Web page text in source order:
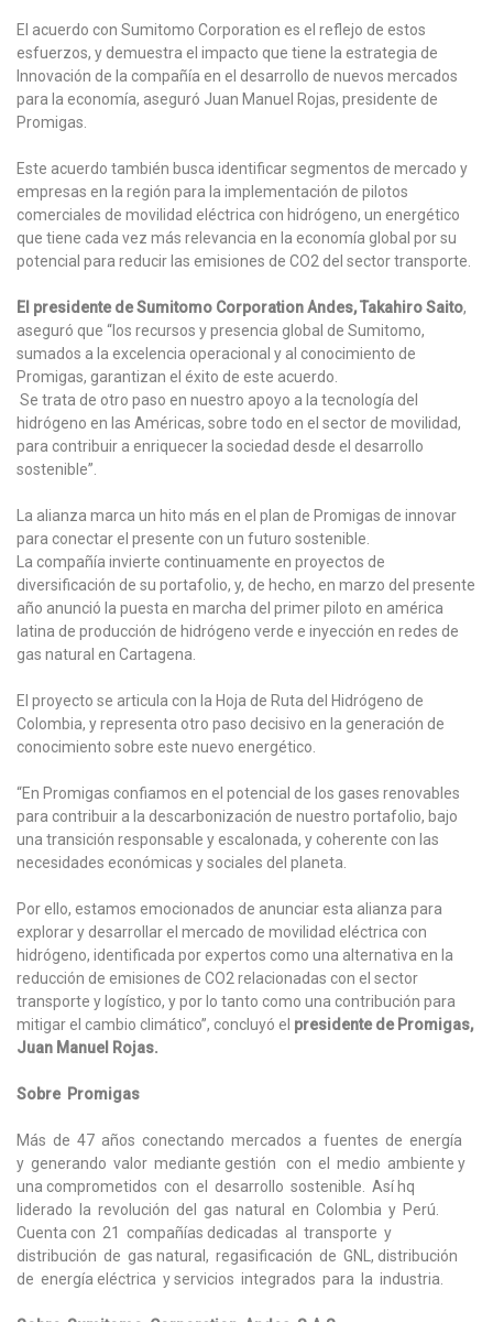
El acuerdo con Sumitomo Corporation es el reflejo de estos
esfuerzos, y demuestra el impacto que tiene la estrategia de
Innovación de la compañía en el desarrollo de nuevos mercados
para la economía, aseguró Juan Manuel Rojas, presidente de
Promigas.
Este acuerdo también busca identificar segmentos de mercado y
empresas en la región para la implementación de pilotos
comerciales de movilidad eléctrica con hidrógeno, un energético
que tiene cada vez más relevancia en la economía global por su
potencial para reducir las emisiones de CO2 del sector transporte.
El presidente de Sumitomo Corporation Andes, Takahiro Saito,
aseguró que “los recursos y presencia global de Sumitomo,
sumados a la excelencia operacional y al conocimiento de
Promigas, garantizan el éxito de este acuerdo.
Se trata de otro paso en nuestro apoyo a la tecnología del
hidrógeno en las Américas, sobre todo en el sector de movilidad,
para contribuir a enriquecer la sociedad desde el desarrollo
sostenible”.
La alianza marca un hito más en el plan de Promigas de innovar
para conectar el presente con un futuro sostenible.
La compañía invierte continuamente en proyectos de
diversificación de su portafolio, y, de hecho, en marzo del presente
año anunció la puesta en marcha del primer piloto en américa
latina de producción de hidrógeno verde e inyección en redes de
gas natural en Cartagena.
El proyecto se articula con la Hoja de Ruta del Hidrógeno de
Colombia, y representa otro paso decisivo en la generación de
conocimiento sobre este nuevo energético.
“En Promigas confiamos en el potencial de los gases renovables
para contribuir a la descarbonización de nuestro portafolio, bajo
una transición responsable y escalonada, y coherente con las
necesidades económicas y sociales del planeta.
Por ello, estamos emocionados de anunciar esta alianza para
explorar y desarrollar el mercado de movilidad eléctrica con
hidrógeno, identificada por expertos como una alternativa en la
reducción de emisiones de CO2 relacionadas con el sector
transporte y logístico, y por lo tanto como una contribución para
mitigar el cambio climático”, concluyó el presidente de Promigas,
Juan Manuel Rojas.
Sobre Promigas
Más de 47 años conectando mercados a fuentes de energía
y generando valor mediante gestión con el medio ambiente y
una comprometidos con el desarrollo sostenible. Así hq
liderado la revolución del gas natural en Colombia y Perú.
Cuenta con 21 compañías dedicadas al transporte y
distribución de gas natural, regasificación de GNL, distribución
de energía eléctrica y servicios integrados para la industria.